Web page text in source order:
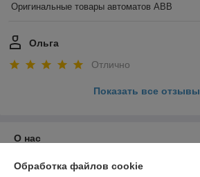
Оригинальные товары автоматов ABB
Ольга
Отлично
Показать все отзывы
О нас
Контакты
Обработка файлов cookie